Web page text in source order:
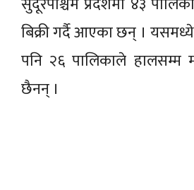
बिक्री गर्दै आएका छन् ।
पनि २६ पालिकाले
छैनन् ।